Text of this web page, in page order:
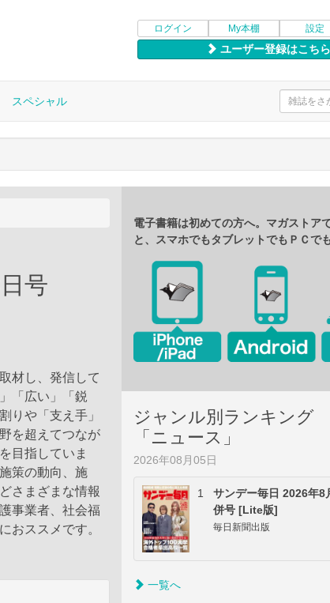
ログイン My本棚 設定
ユーザー登録はこち
スペシャル
号
材し、発信して
「広い」「鋭
りや「支え手」
を超えてつなが
目指していま
策の動向、施
さまざまな情報
事業者、社会福
おススメです。
電子書籍は初めての方へ。マガストア
と、スマホでもタブレットでもＰＣで
ジャンル別ランキング
「ニュース」
2026年08月05日
1
サンデー毎日 2026年8
併号 [Lite版]
毎日新聞出版
一覧へ